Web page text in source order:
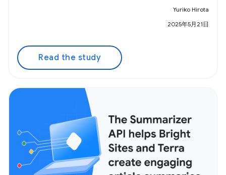
Yuriko Hirota
2025年5月21日
Read the study